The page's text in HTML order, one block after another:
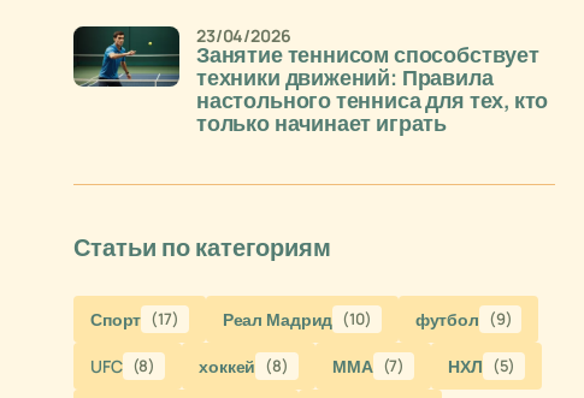
Занятие теннисом способствует
техники движений: Правила
настольного тенниса для тех, кто
только начинает играть
23/04/2026
Статьи по категориям
Спорт (17) Реал Мадрид (10) футбол (9)
UFC (8) хоккей (8) ММА (7) НХЛ (5)